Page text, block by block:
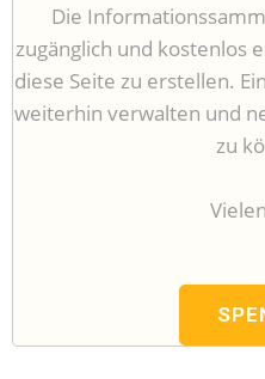
Die
zugänglich und kostenlos
diese Seite zu erstellen.
weiterhin verwalten und
zu